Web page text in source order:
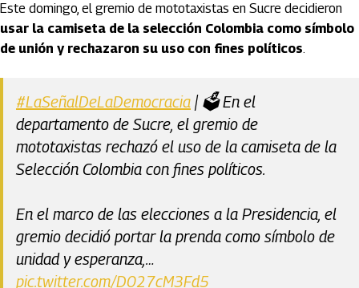
Este domingo, el gremio de mototaxistas en Sucre decidieron
usar la camiseta de la selección Colombia como símbolo
de unión y rechazaron su uso con fines políticos.
#LaSeñalDeLaDemocracia | 🗳️ En el
departamento de Sucre, el gremio de
mototaxistas rechazó el uso de la camiseta de la
Selección Colombia con fines políticos.
En el marco de las elecciones a la Presidencia, el
gremio decidió portar la prenda como símbolo de
unidad y esperanza,…
pic.twitter.com/D027cM3Fd5